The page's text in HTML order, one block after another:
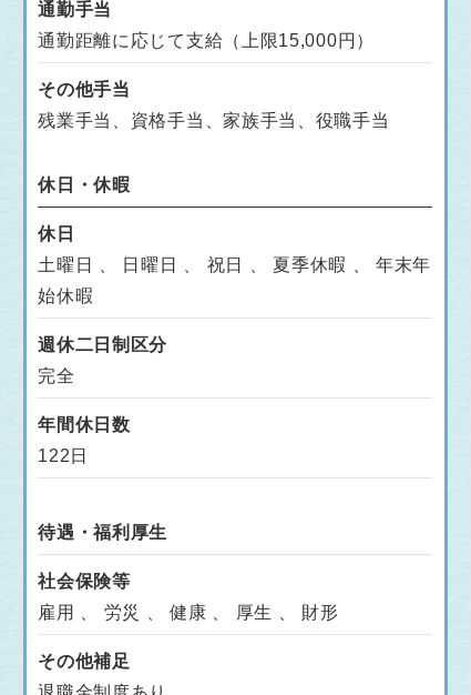
通勤手当
通勤距離に応じて支給（上限15,000円）
その他手当
残業手当、資格手当、家族手当、役職手当
休日・休暇
休日
土曜日 、 日曜日 、 祝日 、 夏季休暇 、 年末年
始休暇
週休二日制区分
完全
年間休日数
122日
待遇・福利厚生
社会保険等
雇用 、 労災 、 健康 、 厚生 、 財形
その他補足